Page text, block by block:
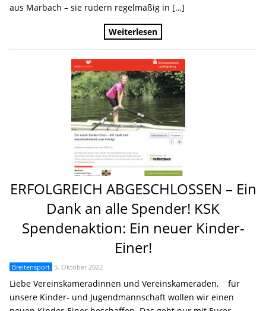
aus Marbach – sie rudern regelmäßig in […]
Weiterlesen
ERFOLGREICH ABGESCHLOSSEN – Ein
Dank an alle Spender! KSK
Spendenaktion: Ein neuer Kinder-
Einer!
Breitensport 5. Oktober 2022
Liebe Vereinskameradinnen und Vereinskameraden, für
unsere Kinder- und Jugendmannschaft wollen wir einen